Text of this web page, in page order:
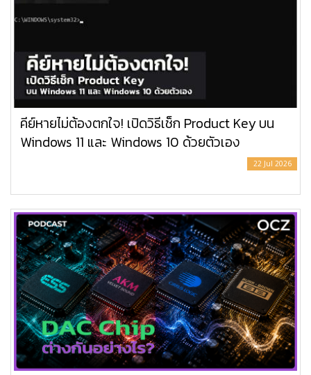
คีย์หายไม่ต้องตกใจ! เปิดวิธีเช็ก Product Key บน
Windows 11 และ Windows 10 ด้วยตัวเอง
22 Jul 2026